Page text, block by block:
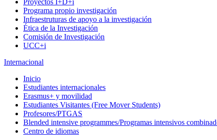
Proyectos I+D+i
Programa propio investigación
Infraestruturas de apoyo a la investigación
Ética de la Investigación
Comisión de Investigación
UCC+i
Internacional
Inicio
Estudiantes internacionales
Erasmus+ y movilidad
Estudiantes Visitantes (Free Mover Students)
Profesores/PTGAS
Blended intensive programmes/Programas intensivos
Centro de idiomas